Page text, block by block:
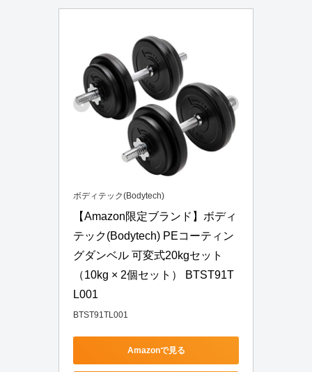
ボディテック(Bodytech)
【Amazon限定ブランド】ボディ
テック(Bodytech) PEコーティン
グダンベル 可変式20kgセット
（10kg × 2個セット） BTST91T
L001
BTST91TL001
Amazonで見る